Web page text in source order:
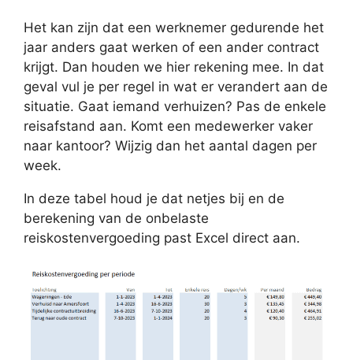
Het kan zijn dat een werknemer gedurende het
jaar anders gaat werken of een ander contract
krijgt. Dan houden we hier rekening mee. In dat
geval vul je per regel in wat er verandert aan de
situatie. Gaat iemand verhuizen? Pas de enkele
reisafstand aan. Komt een medewerker vaker
naar kantoor? Wijzig dan het aantal dagen per
week.
In deze tabel houd je dat netjes bij en de
berekening van de onbelaste
reiskostenvergoeding past Excel direct aan.